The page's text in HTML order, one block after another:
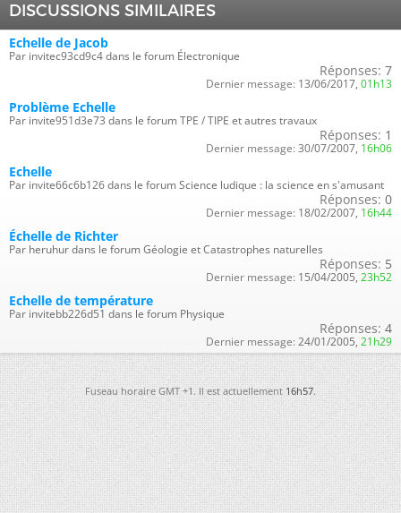
DISCUSSIONS SIMILAIRES
Echelle de Jacob
Par invitec93cd9c4 dans le forum Électronique
Réponses: 7
Dernier message: 13/06/2017, 01h13
Problème Echelle
Par invite951d3e73 dans le forum TPE / TIPE et autres travaux
Réponses: 1
Dernier message: 30/07/2007, 16h06
Echelle
Par invite66c6b126 dans le forum Science ludique : la science en s'amusant
Réponses: 0
Dernier message: 18/02/2007, 16h44
Échelle de Richter
Par heruhur dans le forum Géologie et Catastrophes naturelles
Réponses: 5
Dernier message: 15/04/2005, 23h52
Echelle de température
Par invitebb226d51 dans le forum Physique
Réponses: 4
Dernier message: 24/01/2005, 21h29
Fuseau horaire GMT +1. Il est actuellement 16h57.